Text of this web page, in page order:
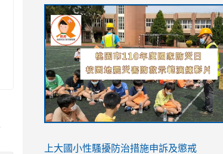
link
to
https://sites.google.com/stes.tyc.edu.tw/
link
to
https://drive.google.com/file/d/
usp=sharing
link
to
https://youtu.be/jJOMVWY3-
8M
link
to
https://drive.google.com/file/d/
usp=sharing
to
to
link
上大國小性騷擾防治措施申訴及懲戒